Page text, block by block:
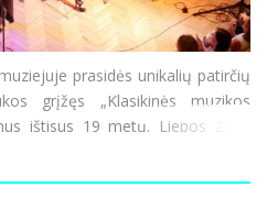
prasidės unikalių patirčių
grįžęs „Klasikinės muzikos
ištisus 19 metų. Liepos 23 –
net devyni renginiai, devynios